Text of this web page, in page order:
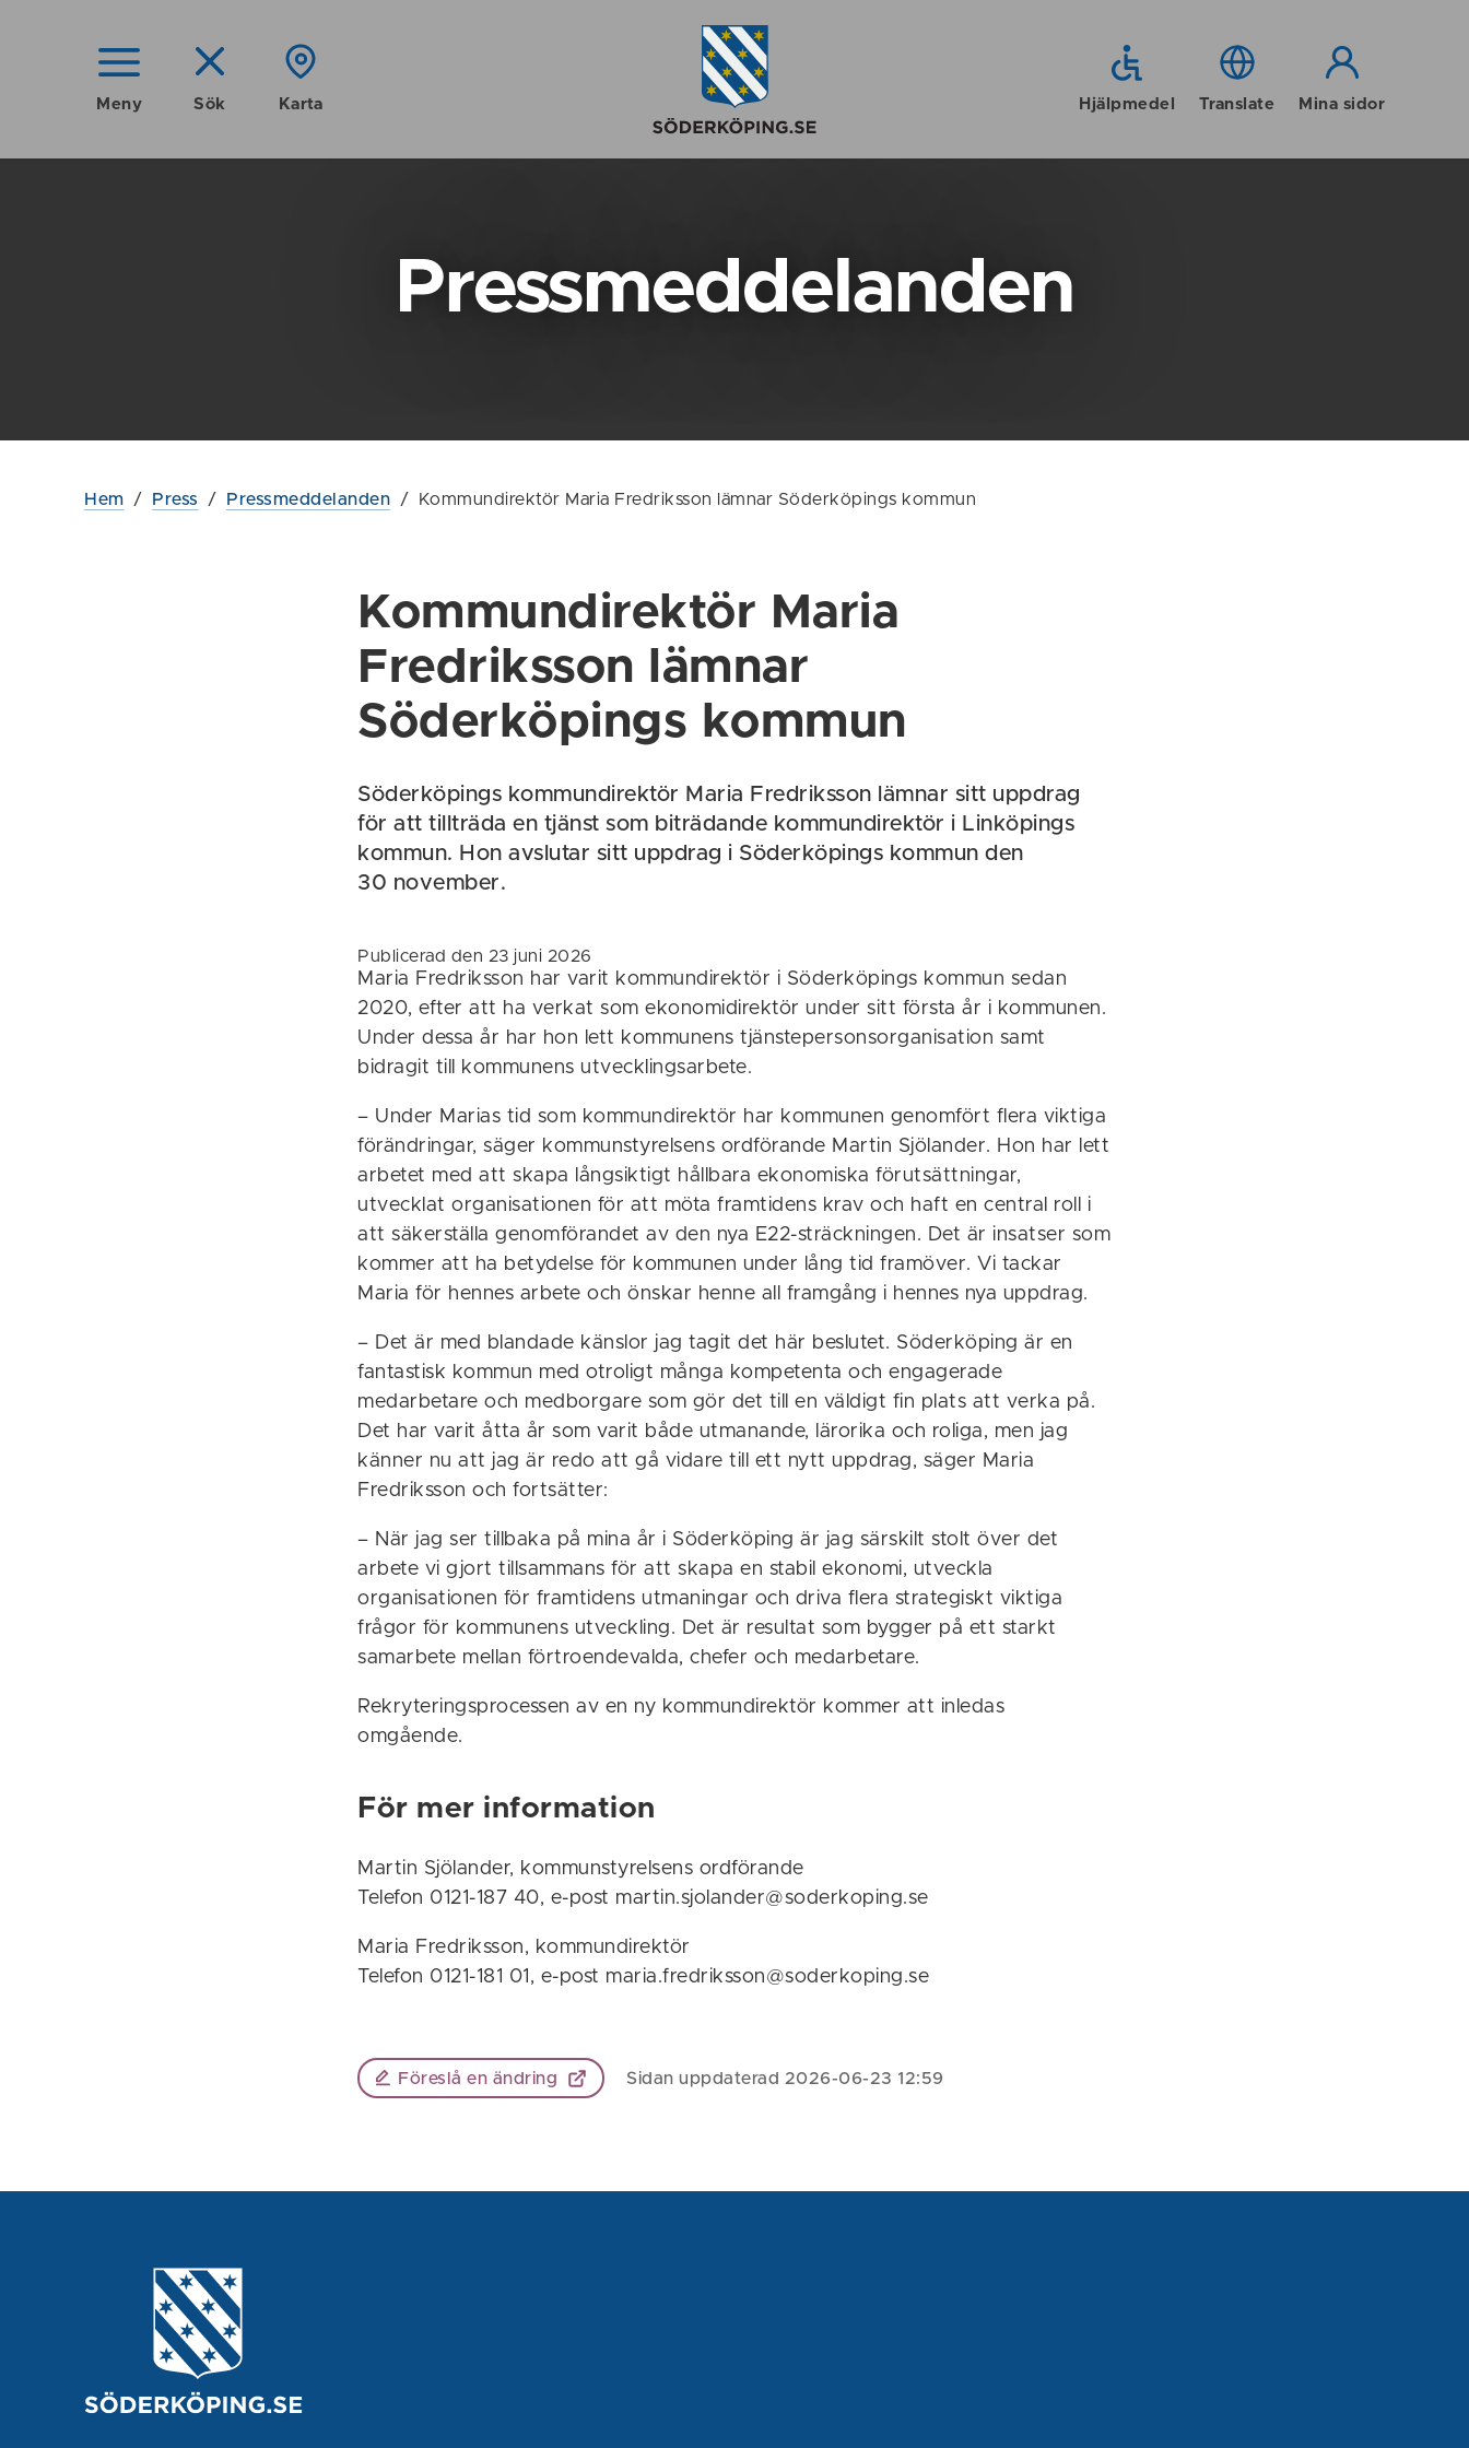
Meny Sök Karta Hjälpmedel Translate Mina sidor
Pressmeddelanden
Hem / Press / Pressmeddelanden / Kommundirektör Maria Fredriksson lämnar Söderköpings kommun
Kommundirektör Maria
Fredriksson lämnar
Söderköpings kommun
Söderköpings kommundirektör Maria Fredriksson lämnar sitt uppdrag
för att tillträda en tjänst som biträdande kommundirektör i Linköpings
kommun. Hon avslutar sitt uppdrag i Söderköpings kommun den
30 november.
Publicerad den 23 juni 2026
Maria Fredriksson har varit kommundirektör i Söderköpings kommun sedan
2020, efter att ha verkat som ekonomidirektör under sitt första år i kommunen.
Under dessa år har hon lett kommunens tjänstepersonsorganisation samt
bidragit till kommunens utvecklingsarbete.
– Under Marias tid som kommundirektör har kommunen genomfört flera viktiga
förändringar, säger kommunstyrelsens ordförande Martin Sjölander. Hon har lett
arbetet med att skapa långsiktigt hållbara ekonomiska förutsättningar,
utvecklat organisationen för att möta framtidens krav och haft en central roll i
att säkerställa genomförandet av den nya E22-sträckningen. Det är insatser som
kommer att ha betydelse för kommunen under lång tid framöver. Vi tackar
Maria för hennes arbete och önskar henne all framgång i hennes nya uppdrag.
– Det är med blandade känslor jag tagit det här beslutet. Söderköping är en
fantastisk kommun med otroligt många kompetenta och engagerade
medarbetare och medborgare som gör det till en väldigt fin plats att verka på.
Det har varit åtta år som varit både utmanande, lärorika och roliga, men jag
känner nu att jag är redo att gå vidare till ett nytt uppdrag, säger Maria
Fredriksson och fortsätter:
– När jag ser tillbaka på mina år i Söderköping är jag särskilt stolt över det
arbete vi gjort tillsammans för att skapa en stabil ekonomi, utveckla
organisationen för framtidens utmaningar och driva flera strategiskt viktiga
frågor för kommunens utveckling. Det är resultat som bygger på ett starkt
samarbete mellan förtroendevalda, chefer och medarbetare.
Rekryteringsprocessen av en ny kommundirektör kommer att inledas
omgående.
För mer information
Martin Sjölander, kommunstyrelsens ordförande
Telefon 0121-187 40, e-post martin.sjolander@soderkoping.se
Maria Fredriksson, kommundirektör
Telefon 0121-181 01, e-post maria.fredriksson@soderkoping.se
Föreslå en ändring Sidan uppdaterad 2026-06-23 12:59